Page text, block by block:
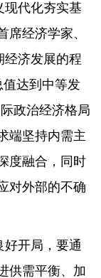
代化夯实基
席经济学家、
经济发展的程
值达到中等发
政治经济格局
端坚持内需主
度融合，同时
对外部的不确
开局，要通
供需平衡、加